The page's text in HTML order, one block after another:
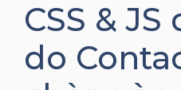
CSS &
do